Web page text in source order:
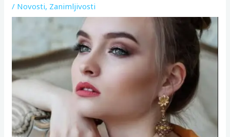
/ Novosti, Zanimljivosti